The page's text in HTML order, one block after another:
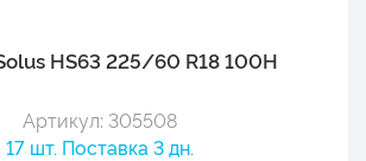
HS63 225/60 R18 100H
Артикул: 305508
17 шт. Поставка 3 дн.